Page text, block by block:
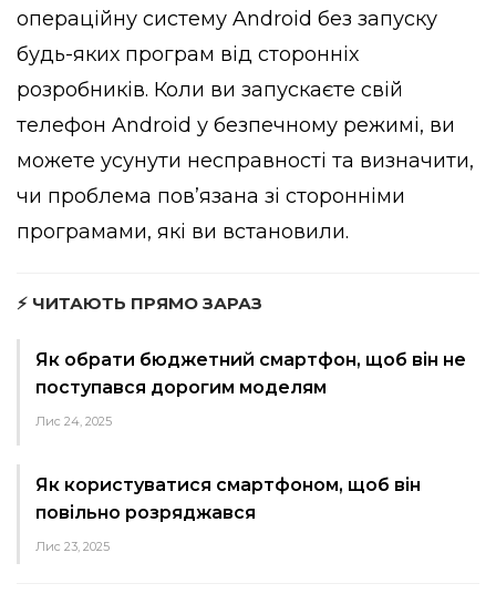
операційну систему Android без запуску
будь-яких програм від сторонніх
розробників. Коли ви запускаєте свій
телефон Android у безпечному режимі, ви
можете усунути несправності та визначити,
чи проблема пов’язана зі сторонніми
програмами, які ви встановили.
⚡ ЧИТАЮТЬ ПРЯМО ЗАРАЗ
Як обрати бюджетний смартфон, щоб він не
поступався дорогим моделям
Лис 24, 2025
Як користуватися смартфоном, щоб він
повільно розряджався
Лис 23, 2025